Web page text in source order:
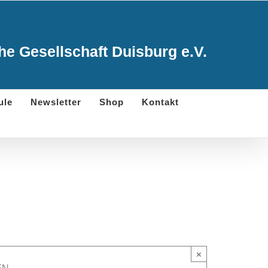
Gesellschaft Duisburg e.V.
Newsletter Shop Kontakt
×